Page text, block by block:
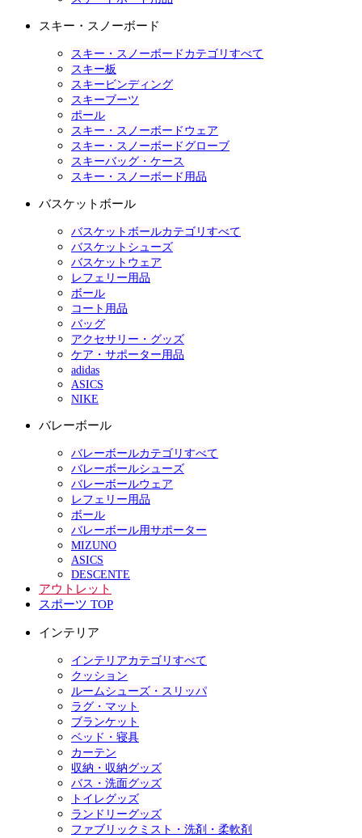
スキー・スノーボード
スキー・スノーボードカテゴリすべて
スキー板
スキービンディング
スキーブーツ
ポール
スキー・スノーボードウェア
スキー・スノーボードグローブ
スキーバッグ・ケース
スキー・スノーボード用品
バスケットボール
バスケットボールカテゴリすべて
バスケットシューズ
バスケットウェア
レフェリー用品
ボール
コート用品
バッグ
アクセサリー・グッズ
ケア・サポーター用品
adidas
ASICS
NIKE
バレーボール
バレーボールカテゴリすべて
バレーボールシューズ
バレーボールウェア
レフェリー用品
ボール
バレーボール用サポーター
MIZUNO
ASICS
DESCENTE
アウトレット
スポーツ TOP
インテリア
インテリアカテゴリすべて
クッション
ルームシューズ・スリッパ
ラグ・マット
ブランケット
ベッド・寝具
カーテン
収納・収納グッズ
バス・洗面グッズ
トイレグッズ
ランドリーグッズ
ファブリックミスト・洗剤・柔軟剤